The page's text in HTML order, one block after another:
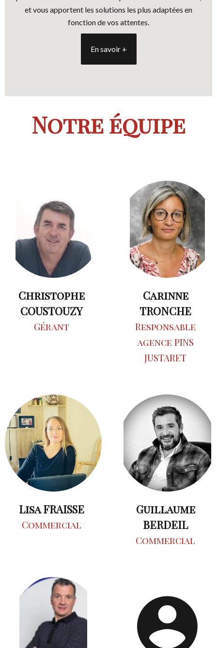
et vous apportent les solutions les plus adaptées en
fonction de vos attentes.
En savoir +
Notre équipe
Christophe
COUSTOUZY
Gérant
Carinne
TRONCHE
Responsable
agence PINS
JUSTARET
Lisa FRAISSE
Commercial
Guillaume
BERDEIL
Commercial